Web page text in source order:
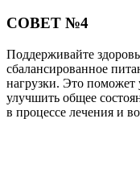
СОВЕТ №4
Поддерживайте
сбалансированное
нагрузки. Это
улучшить общее
в процессе лечения и